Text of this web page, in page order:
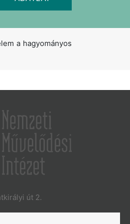
a hagyományos
út 2.